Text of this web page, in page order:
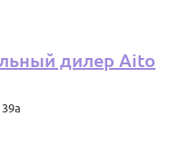
дилер Aito